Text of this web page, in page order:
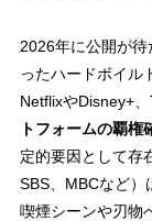
2026年に公開が
ったハードボイル
NetflixやDisney+
トフォームの覇権
定的要因として存
SBS、MBCなど）
喫煙シーンや刃物